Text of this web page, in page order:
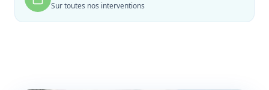
Sur toutes nos interventions